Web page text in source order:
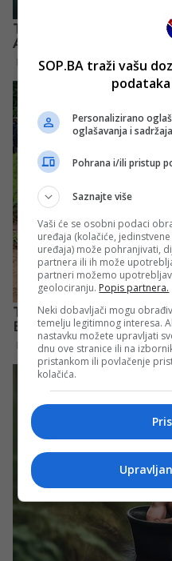
SOP.BA traži vašu
Personalizirano
oglašavanja i
Pohrana i/ili pristup
Saznajte više
Vaši će se osobni podaci
uređaja (kolačiće,
uređaja) može pohranjivati,
partnera ili ih može
partneri možemo
geolociranju. Popis partnera.
Neki dobavljači mogu
temelju legitimnog interesa.
nastavku možete upravljati
dnu ove stranice ili na
pristankom ili povlačenje
kolačića.